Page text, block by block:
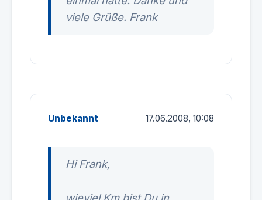
viele Grüße. Frank
Unbekannt 17.06.2008, 10:08
Hi Frank,